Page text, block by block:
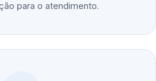
para o atendimento.